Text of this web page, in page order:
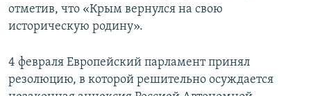
отметив, что «Крым вернулся на свою
историческую родину».
4 февраля Европейский парламент принял
резолюцию, в которой решительно осуждается